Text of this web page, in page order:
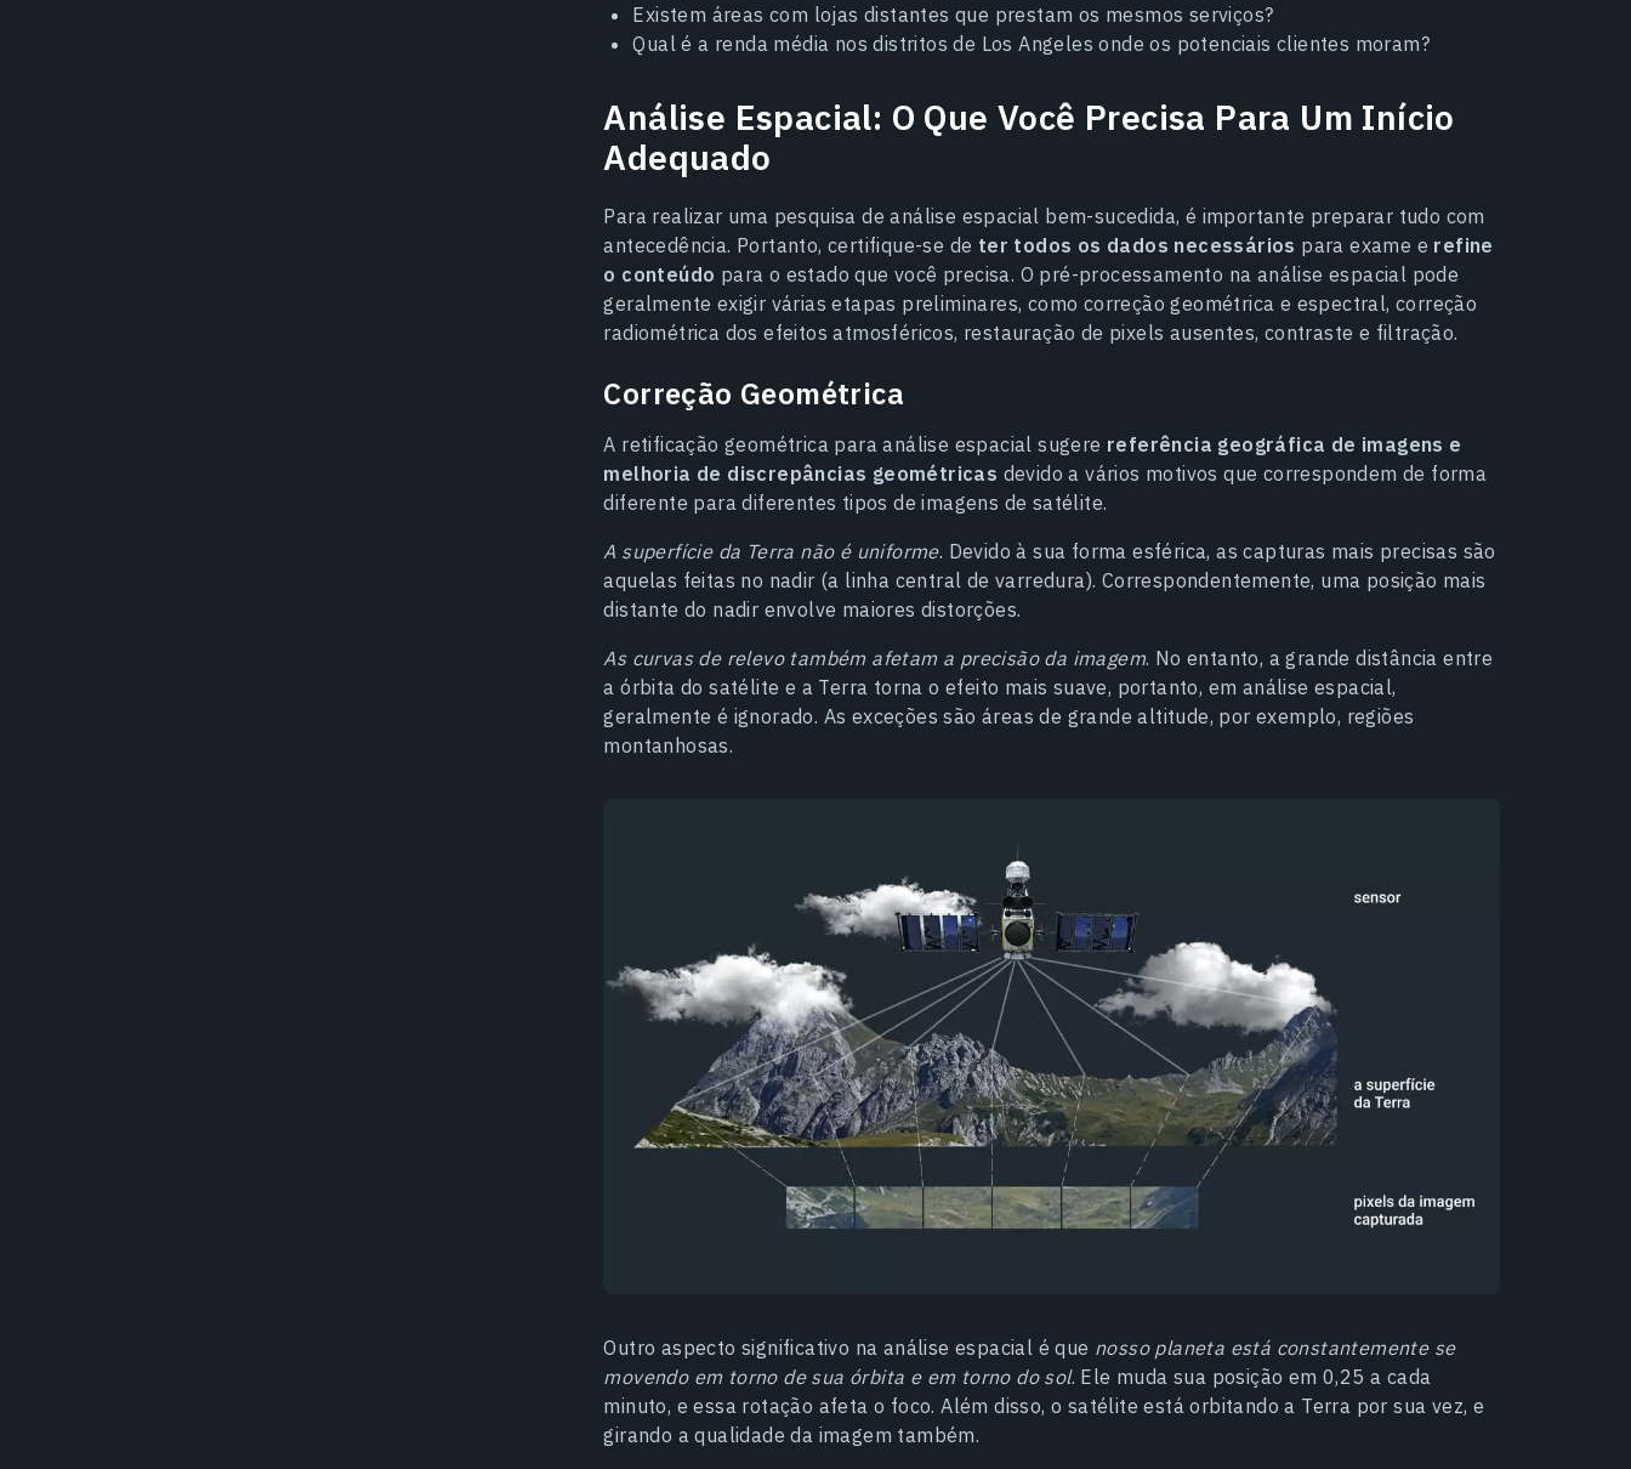
Existem áreas com lojas distantes que prestam os mesmos serviços?
Qual é a renda média nos distritos de Los Angeles onde os potenciais clientes moram?
Análise Espacial: O Que Você Precisa Para Um Início
Adequado
Para realizar uma pesquisa de análise espacial bem-sucedida, é importante preparar tudo com
antecedência. Portanto, certifique-se de ter todos os dados necessários para exame e refine
o conteúdo para o estado que você precisa. O pré-processamento na análise espacial pode
geralmente exigir várias etapas preliminares, como correção geométrica e espectral, correção
radiométrica dos efeitos atmosféricos, restauração de pixels ausentes, contraste e filtração.
Correção Geométrica
A retificação geométrica para análise espacial sugere referência geográfica de imagens e
melhoria de discrepâncias geométricas devido a vários motivos que correspondem de forma
diferente para diferentes tipos de imagens de satélite.
A superfície da Terra não é uniforme. Devido à sua forma esférica, as capturas mais precisas são
aquelas feitas no nadir (a linha central de varredura). Correspondentemente, uma posição mais
distante do nadir envolve maiores distorções.
As curvas de relevo também afetam a precisão da imagem. No entanto, a grande distância entre
a órbita do satélite e a Terra torna o efeito mais suave, portanto, em análise espacial,
geralmente é ignorado. As exceções são áreas de grande altitude, por exemplo, regiões
montanhosas.
Outro aspecto significativo na análise espacial é que nosso planeta está constantemente se
movendo em torno de sua órbita e em torno do sol. Ele muda sua posição em 0,25 a cada
minuto, e essa rotação afeta o foco. Além disso, o satélite está orbitando a Terra por sua vez, e
girando a qualidade da imagem também.